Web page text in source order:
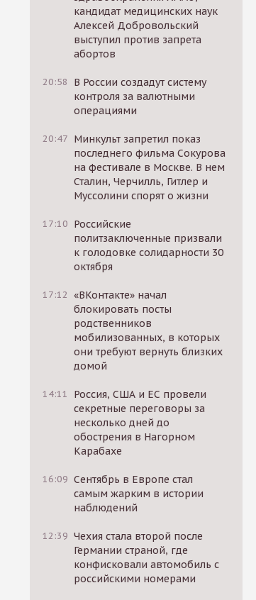
кандидат медицинских наук
Алексей Добровольский
выступил против запрета
абортов
20:58
В России создадут систему
контроля за валютными
операциями
20:47 Минкульт запретил показ
последнего фильма Сокурова
на фестивале в Москве. В нем
Сталин, Черчилль, Гитлер и
Муссолини спорят о жизни
17:10 Российские
политзаключенные призвали
к голодовке солидарности 30
октября
17:12 «ВКонтакте» начал
блокировать посты
родственников
мобилизованных, в которых
они требуют вернуть близких
домой
14:11
Россия, США и ЕС провели
секретные переговоры за
несколько дней до
обострения в Нагорном
Карабахе
16:09 Сентябрь в Европе стал
самым жарким в истории
наблюдений
12:39 Чехия стала второй после
Германии страной, где
конфисковали автомобиль с
российскими номерами